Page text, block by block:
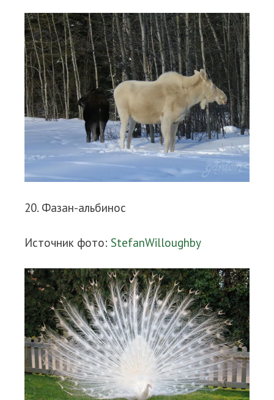
20. Фазан-альбинос
Источник фото: StefanWilloughby